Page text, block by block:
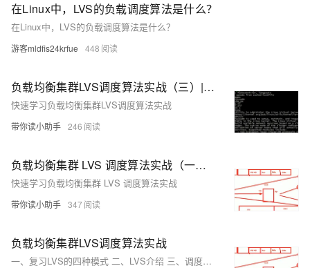
在Linux中，LVS的负载调度算法是什么？
在Linux中，LVS的负载调度算法是什么？
游客mldfis24krfue 448
负载均衡集群LVS调度算法实战（三）|学习笔记
快速学习负载均衡集群LVS调度算法实战
带你读小助手 246
负载均衡集群 LVS 调度算法实战（一）|学习笔记
快速学习负载均衡集群 LVS 调度算法实战
带你读小助手 347
负载均衡集群LVS调度算法实战
一、复习LVS的四种模式 二、LVS介绍 三、调度算法 四、实操演示